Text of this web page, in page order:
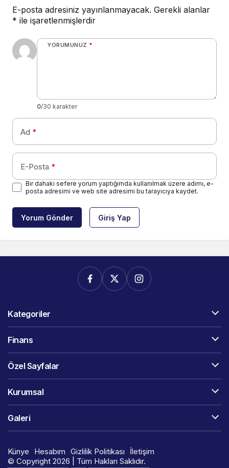
E-posta adresiniz yayınlanmayacak. Gerekli alanlar
* ile işaretlenmişlerdir
YORUMUNUZ *
0/30 karakter
Ad *
E-Posta *
Bir dahaki sefere yorum yaptığımda kullanılmak üzere adımı, e-
posta adresimi ve web site adresimi bu tarayıcıya kaydet.
Yorum Gönder Giriş Yap
Kategoriler
Finans
Özel Sayfalar
Kurumsal
Galeri
Künye Hesabım Gizlilik Politikası
İletişim
© Copyright 2026 | Tüm Hakları Saklıdır.